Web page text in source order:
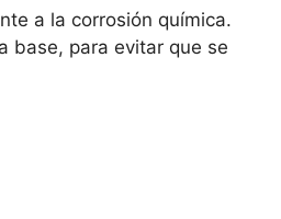
a la corrosión química.
base, para evitar que se